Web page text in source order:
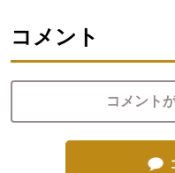
コメント
コメント